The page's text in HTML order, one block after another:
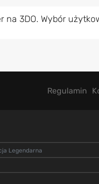
3DO. Wybór
Regulamin
Legendarna